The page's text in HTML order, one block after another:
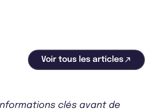
Voir tous les articles
clés avant de